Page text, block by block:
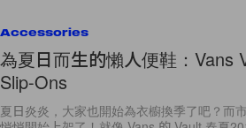
Accessories
為夏日而生的懶人便鞋：Vans
Slip-Ons
夏日炎炎，大家也開始為衣櫥換季了吧？而